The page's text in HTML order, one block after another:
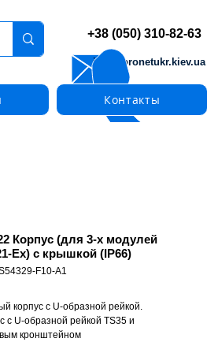
info@pronetukr.kiev.ua
+38 (050) 310-82-63
Контакты
Корпус (для 3-х модулей
Ex) с крышкой (IP66)
F10-A1
корпус с U-образной рейкой.
с U-образной рейкой TS35 и
кронштейном